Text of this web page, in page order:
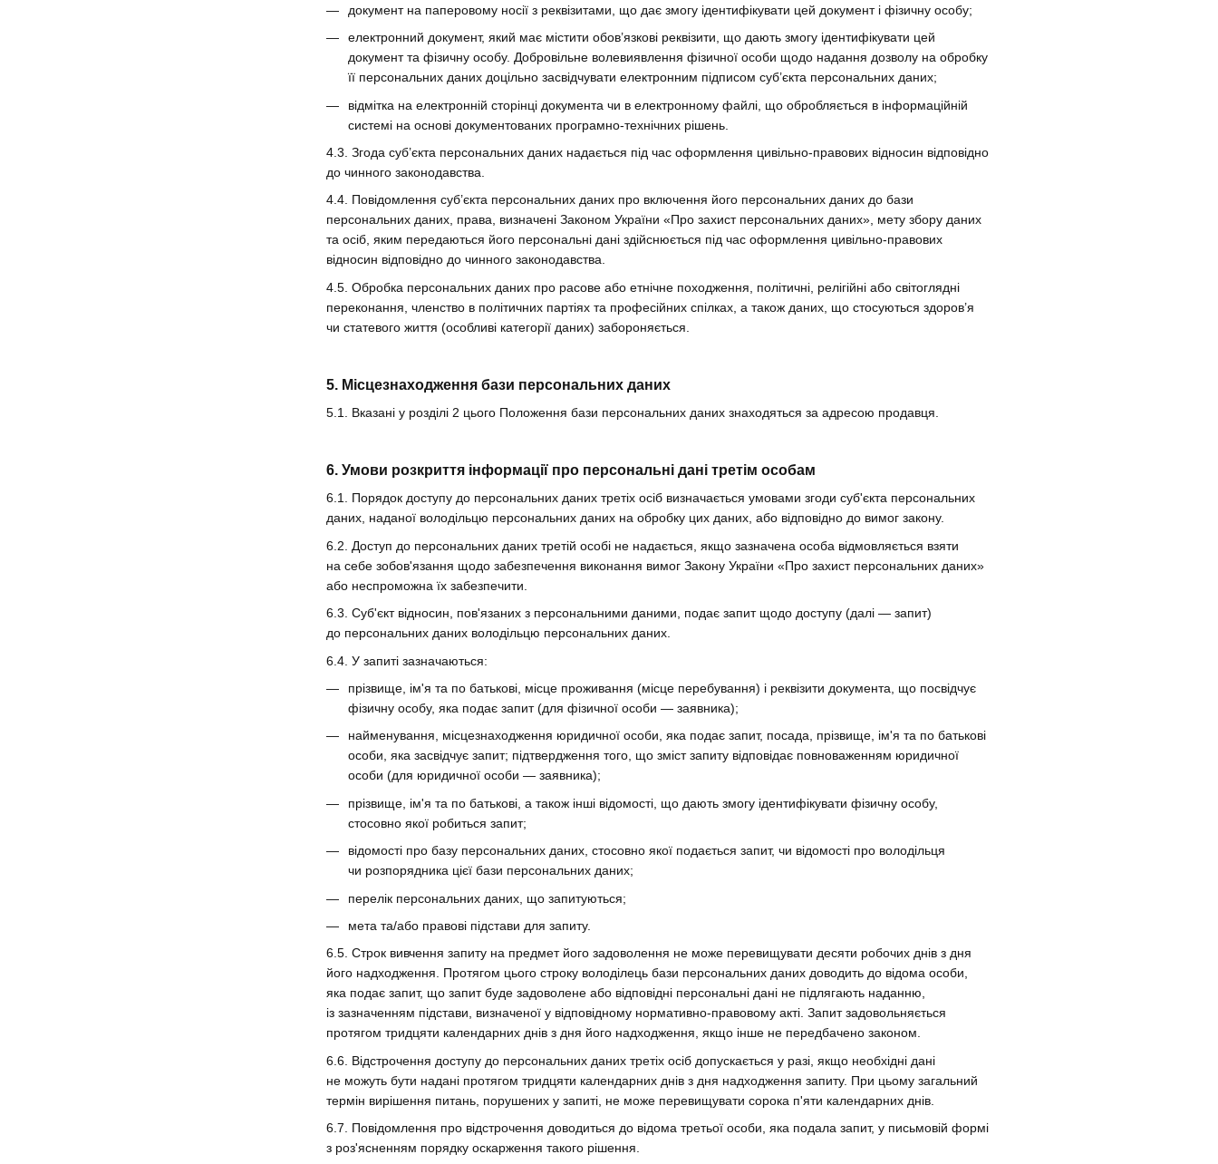
документ на паперовому носії з реквізитами, що дає змогу ідентифікувати цей документ і фізичну особу;
електронний документ, який має містити обов’язкові реквізити, що дають змогу ідентифікувати цей
документ та фізичну особу. Добровільне волевиявлення фізичної особи щодо надання дозволу на обробку
її персональних даних доцільно засвідчувати електронним підписом суб’єкта персональних даних;
відмітка на електронній сторінці документа чи в електронному файлі, що обробляється в інформаційній
системі на основі документованих програмно-технічних рішень.
4.3. Згода суб’єкта персональних даних надається під час оформлення цивільно-правових відносин відповідно
до чинного законодавства.
4.4. Повідомлення суб’єкта персональних даних про включення його персональних даних до бази
персональних даних, права, визначені Законом України «Про захист персональних даних», мету збору даних
та осіб, яким передаються його персональні дані здійснюється під час оформлення цивільно-правових
відносин відповідно до чинного законодавства.
4.5. Обробка персональних даних про расове або етнічне походження, політичні, релігійні або світоглядні
переконання, членство в політичних партіях та професійних спілках, а також даних, що стосуються здоров’я
чи статевого життя (особливі категорії даних) забороняється.
5. Місцезнаходження бази персональних даних
5.1. Вказані у розділі 2 цього Положення бази персональних даних знаходяться за адресою продавця.
6. Умови розкриття інформації про персональні дані третім особам
6.1. Порядок доступу до персональних даних третіх осіб визначається умовами згоди суб'єкта персональних
даних, наданої володільцю персональних даних на обробку цих даних, або відповідно до вимог закону.
6.2. Доступ до персональних даних третій особі не надається, якщо зазначена особа відмовляється взяти
на себе зобов'язання щодо забезпечення виконання вимог Закону України «Про захист персональних даних»
або неспроможна їх забезпечити.
6.3. Суб'єкт відносин, пов'язаних з персональними даними, подає запит щодо доступу (далі — запит)
до персональних даних володільцю персональних даних.
6.4. У запиті зазначаються:
прізвище, ім'я та по батькові, місце проживання (місце перебування) і реквізити документа, що посвідчує
фізичну особу, яка подає запит (для фізичної особи — заявника);
найменування, місцезнаходження юридичної особи, яка подає запит, посада, прізвище, ім'я та по батькові
особи, яка засвідчує запит; підтвердження того, що зміст запиту відповідає повноваженням юридичної
особи (для юридичної особи — заявника);
прізвище, ім'я та по батькові, а також інші відомості, що дають змогу ідентифікувати фізичну особу,
стосовно якої робиться запит;
відомості про базу персональних даних, стосовно якої подається запит, чи відомості про володільця
чи розпорядника цієї бази персональних даних;
перелік персональних даних, що запитуються;
мета та/або правові підстави для запиту.
6.5. Строк вивчення запиту на предмет його задоволення не може перевищувати десяти робочих днів з дня
його надходження. Протягом цього строку володілець бази персональних даних доводить до відома особи,
яка подає запит, що запит буде задоволене або відповідні персональні дані не підлягають наданню,
із зазначенням підстави, визначеної у відповідному нормативно-правовому акті. Запит задовольняється
протягом тридцяти календарних днів з дня його надходження, якщо інше не передбачено законом.
6.6. Відстрочення доступу до персональних даних третіх осіб допускається у разі, якщо необхідні дані
не можуть бути надані протягом тридцяти календарних днів з дня надходження запиту. При цьому загальний
термін вирішення питань, порушених у запиті, не може перевищувати сорока п'яти календарних днів.
6.7. Повідомлення про відстрочення доводиться до відома третьої особи, яка подала запит, у письмовій формі
з роз'ясненням порядку оскарження такого рішення.